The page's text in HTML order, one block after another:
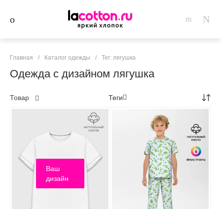
Главная / Каталог одежды / Тег: лягушка
Одежда с дизайном лягушка
Товар Теги
Ваш
дизайн